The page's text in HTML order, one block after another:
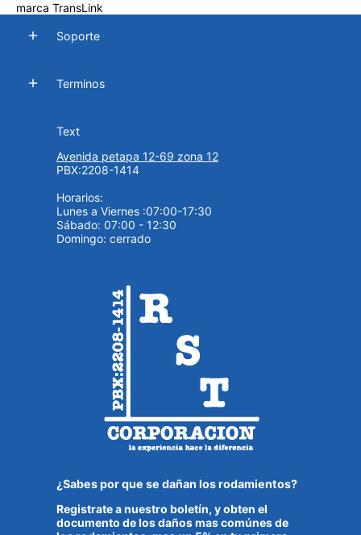
marca TransLink
Soporte
Terminos
Text
Avenida petapa 12-69 zona 12
PBX:2208-1414
Horarios:
Lunes a Viernes :07:00-17:30
Sábado: 07:00 - 12:30
Domingo: cerrado
¿Sabes por que se dañan los rodamientos?
Registrate a nuestro boletín, y obten el
documento de los daños mas comúnes de